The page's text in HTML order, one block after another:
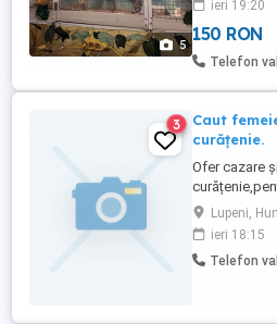
5
inelați cu
moțați,
150 bucata,
ieri 19:20
150 RON
Telefon
3
Caut
curățenie.
Ofer cazare
avea și un
Lupeni,
ieri 18:15
Telefon